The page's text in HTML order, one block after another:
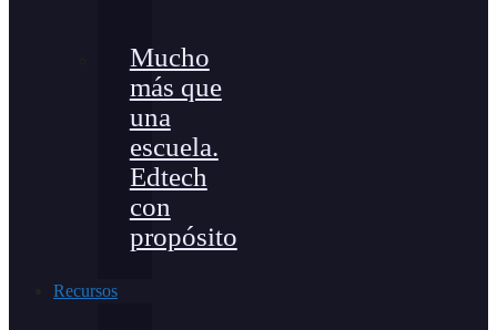
Mucho
más que
una
escuela.
Edtech
con
propósito
Recursos